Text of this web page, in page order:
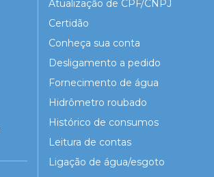
Atualização de CPF/CNPJ
Certidão
Conheça sua conta
Desligamento a pedido
Fornecimento de água
Hidrômetro roubado
Histórico de consumos
Leitura de contas
Ligação de água/esgoto